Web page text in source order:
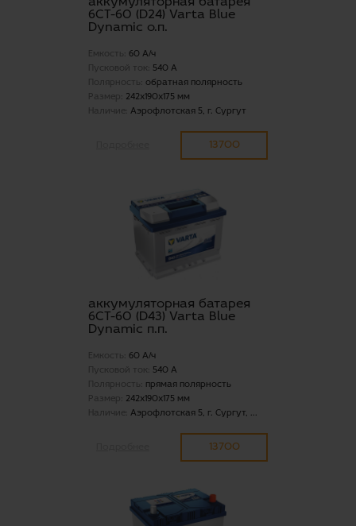
6СТ-60 (D24) Varta Blue
Dynamic о.п.
Емкость: 60 А/ч
Пусковой ток: 540 А
Полярность: обратная полярность
Размер: 242x190x175 мм
Наличие: Аэрофлотская 5, г. Сургут
13700
аккумуляторная батарея
6СТ-60 (D43) Varta Blue
Dynamic п.п.
Емкость: 60 А/ч
Пусковой ток: 540 А
Полярность: прямая полярность
Размер: 242x190x175 мм
Наличие: Аэрофлотская 5, г. Сургут, ...
13700